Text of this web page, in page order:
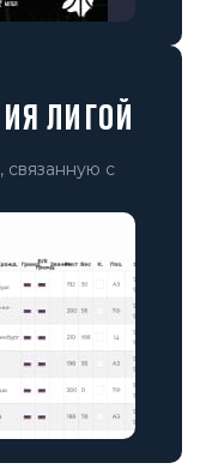
ЛИГОЙ
связанную с